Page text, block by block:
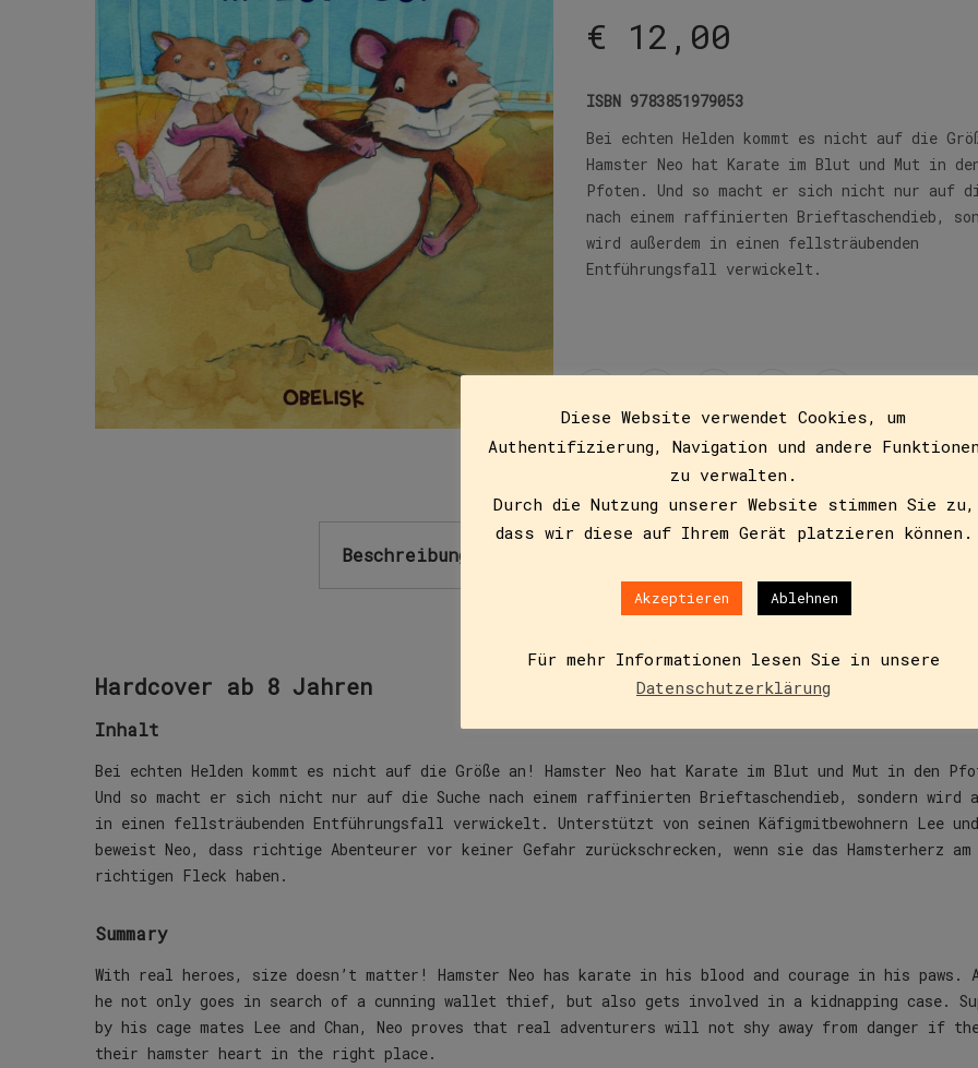
€ 12,00
ISBN 9783851979053
Bei echten Helden kommt es nicht auf die
Hamster Neo hat Karate im Blut und Mut in
Pfoten. Und so macht er sich nicht nur auf
nach einem raffinierten Brieftaschendieb,
wird außerdem in einen fellsträubenden
Entführungsfall verwickelt.
Beschreibung
Hardcover ab 8 Jahren
Inhalt
Bei echten Helden kommt es nicht auf die Größe an! Hamster Neo hat Karate im Blut und Mut in den
Und so macht er sich nicht nur auf die Suche nach einem raffinierten Brieftaschendieb, sondern wird
in einen fellsträubenden Entführungsfall verwickelt. Unterstützt von seinen Käfigmitbewohnern Lee und
beweist Neo, dass richtige Abenteurer vor keiner Gefahr zurückschrecken, wenn sie das Hamsterherz am
richtigen Fleck haben.
Summary
With real heroes, size doesn’t matter! Hamster Neo has karate in his blood and courage in his paws.
he not only goes in search of a cunning wallet thief, but also gets involved in a kidnapping case.
by his cage mates Lee and Chan, Neo proves that real adventurers will not shy away from danger if
their hamster heart in the right place.
Diese Website verwendet Cookies, um
Authentifizierung, Navigation und andere Funktionen
zu verwalten.
Durch die Nutzung unserer Website stimmen Sie zu,
dass wir diese auf Ihrem Gerät platzieren können.
Akzeptieren Ablehnen
Für mehr Informationen lesen Sie in unsere
Datenschutzerklärung